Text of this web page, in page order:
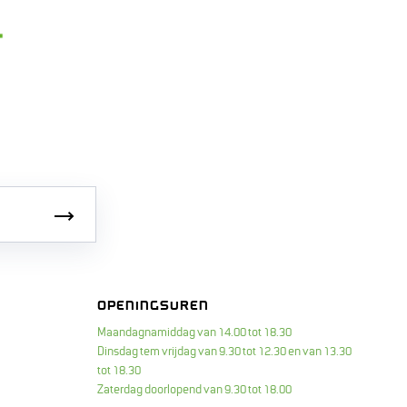
OPENINGSUREN
Maandagnamiddag van 14.00 tot 18.30
Dinsdag tem vrijdag van 9.30 tot 12.30 en van 13.30
tot 18.30
Zaterdag doorlopend van 9.30 tot 18.00